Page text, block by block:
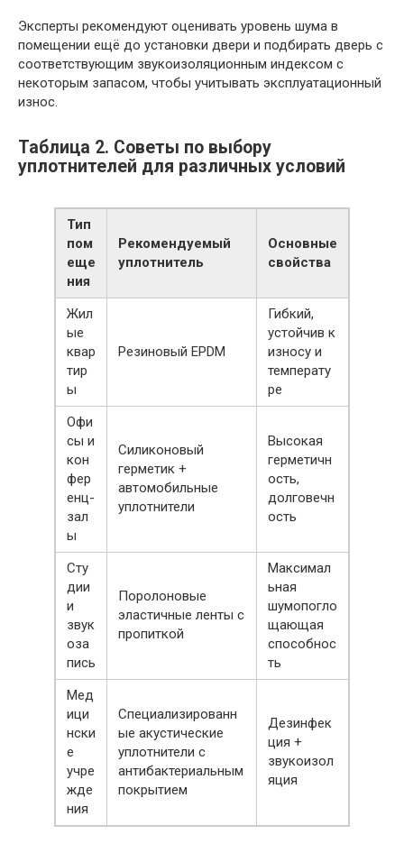
Эксперты рекомендуют оценивать уровень шума в
помещении ещё до установки двери и подбирать дверь с
соответствующим звукоизоляционным индексом с
некоторым запасом, чтобы учитывать эксплуатационный
износ.
Таблица 2. Советы по выбору
уплотнителей для различных условий
Тип
пом
еще
ния
Рекомендуемый
уплотнитель
Основные
свойства
Жил
ые
квар
тир
ы
Резиновый EPDM
Гибкий,
устойчив к
износу и
температу
ре
Офи
сы и
кон
фер
енц-
зал
ы
Силиконовый
герметик +
автомобильные
уплотнители
Высокая
герметичн
ость,
долговечн
ость
Сту
дии
и
звук
оза
пись
Поролоновые
эластичные ленты с
пропиткой
Максимал
ьная
шумопогло
щающая
способнос
ть
Мед
ици
нски
е
учре
жде
ния
Специализированн
ые акустические
уплотнители с
антибактериальным
покрытием
Дезинфек
ция +
звукоизол
яция